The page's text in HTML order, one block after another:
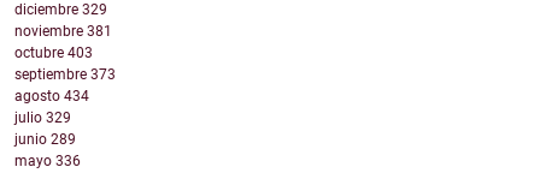
diciembre 329
noviembre 381
octubre 403
septiembre 373
agosto 434
julio 329
junio 289
mayo 336